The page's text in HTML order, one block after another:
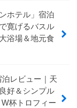
ホテル」宿泊
寛げるバスル
浴場＆地元食
泊レビュー｜天
好＆シンプル
杯トロフィー